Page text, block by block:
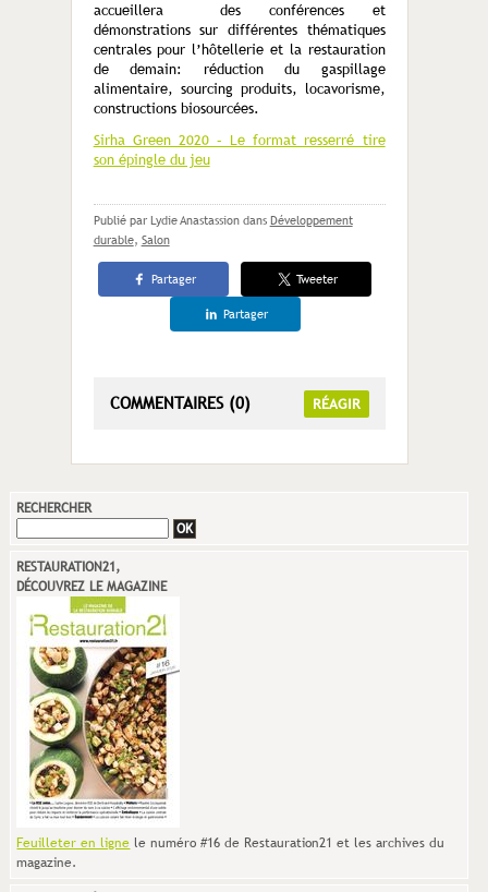
accueillera des conférences et
démonstrations sur différentes thématiques
centrales pour l’hôtellerie et la restauration
de demain: réduction du gaspillage
alimentaire, sourcing produits, locavorisme,
constructions biosourcées.
Sirha Green 2020 – Le format resserré tire
son épingle du jeu
Publié par Lydie Anastassion dans Développement
durable, Salon
Partager Tweeter
Partager
COMMENTAIRES (0) RÉAGIR
RECHERCHER
RESTAURATION21,
DÉCOUVREZ LE MAGAZINE
Feuilleter en ligne le numéro #16 de Restauration21 et les archives du
magazine.